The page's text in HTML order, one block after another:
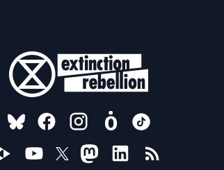
FOLLOW US ON